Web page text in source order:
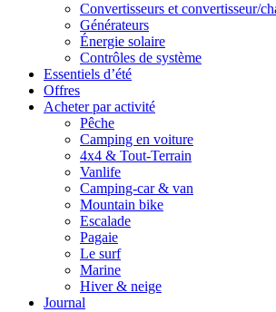
Convertisseurs et convertisseur/
Générateurs
Énergie solaire
Contrôles de système
Essentiels d’été
Offres
Acheter par activité
Pêche
Camping en voiture
4x4 & Tout-Terrain
Vanlife
Camping-car & van
Mountain bike
Escalade
Pagaie
Le surf
Marine
Hiver & neige
Journal